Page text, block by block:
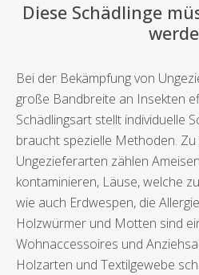
Diese Schädlinge
Bei der Bekämpfung von
große Bandbreite an Insekten
Schädlingsart stellt individuelle
braucht spezielle Methoden.
Ungezieferarten zählen
kontaminieren, Läuse, welche
wie auch Erdwespen, die
Holzwürmer und Motten sind
Wohnaccessoires und
Holzarten und Textilgewebe